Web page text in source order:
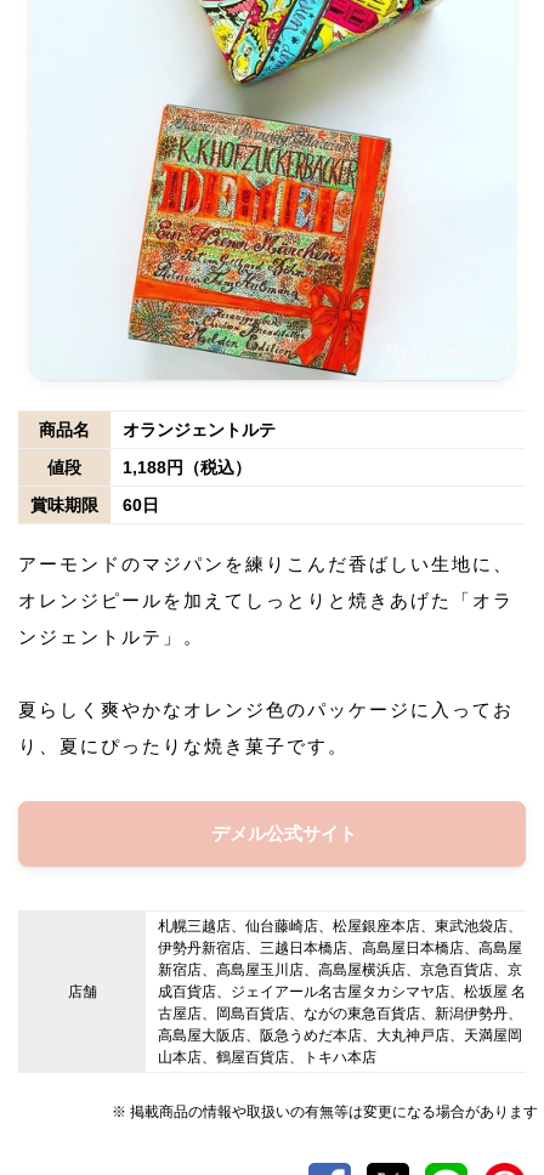
商品名
オランジェントルテ
値段
1,188円（税込）
賞味期限
60日
アーモンドのマジパンを練りこんだ香ばしい生地に、
オレンジピールを加えてしっとりと焼きあげた「オラ
ンジェントルテ」。
夏らしく爽やかなオレンジ色のパッケージに入ってお
り、夏にぴったりな焼き菓子です。
デメル公式サイト
店舗
札幌三越店、仙台藤崎店、松屋銀座本店、東武池袋店、
伊勢丹新宿店、三越日本橋店、高島屋日本橋店、高島屋
新宿店、高島屋玉川店、高島屋横浜店、京急百貨店、京
成百貨店、ジェイアール名古屋タカシマヤ店、松坂屋 名
古屋店、岡島百貨店、ながの東急百貨店、新潟伊勢丹、
高島屋大阪店、阪急うめだ本店、大丸神戸店、天満屋岡
山本店、鶴屋百貨店、トキハ本店
※ 掲載商品の情報や取扱いの有無等は変更になる場合があります